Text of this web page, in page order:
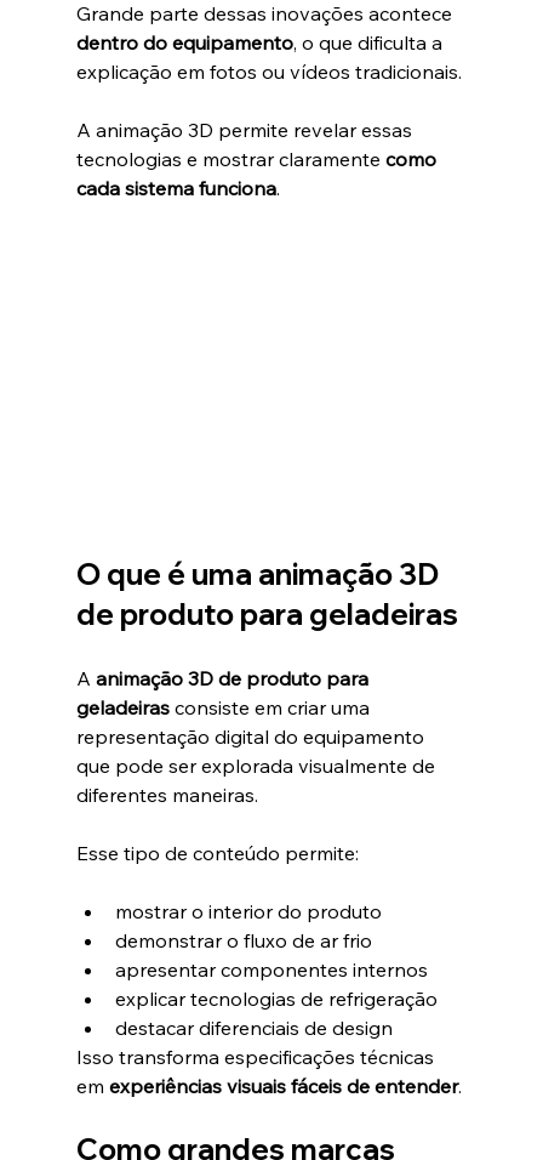
Grande parte dessas inovações acontece
dentro do equipamento, o que dificulta a
explicação em fotos ou vídeos tradicionais.
A animação 3D permite revelar essas
tecnologias e mostrar claramente como
cada sistema funciona.
O que é uma animação 3D
de produto para geladeiras
A animação 3D de produto para
geladeiras consiste em criar uma
representação digital do equipamento
que pode ser explorada visualmente de
diferentes maneiras.
Esse tipo de conteúdo permite:
mostrar o interior do produto
demonstrar o fluxo de ar frio
apresentar componentes internos
explicar tecnologias de refrigeração
destacar diferenciais de design
Isso transforma especificações técnicas
em experiências visuais fáceis de entender.
Como grandes marcas